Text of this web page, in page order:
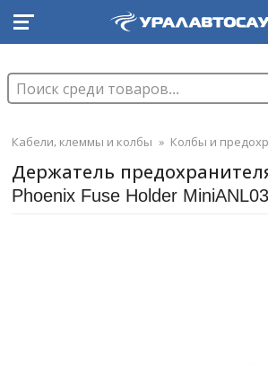
Кабели, клеммы и колбы » Колбы и
Держатель
Phoenix Fuse Holder